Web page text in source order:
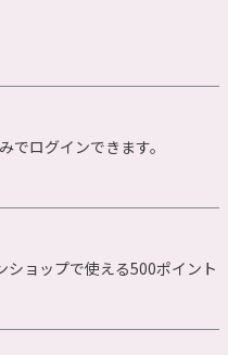
でログインできます。
ョップで使える500ポイント